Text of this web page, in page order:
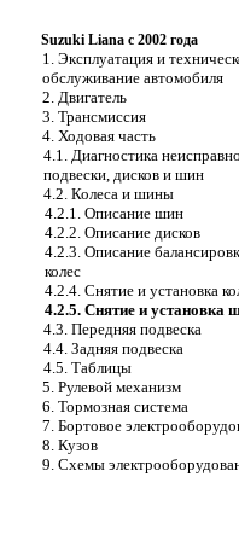
Suzuki Liana с 2002 года
1. Эксплуатация и
обслуживание автомобиля
2. Двигатель
3. Трансмиссия
4. Ходовая часть
4.1. Диагностика
подвески, дисков и шин
4.2. Колеса и шины
4.2.1. Описание шин
4.2.2. Описание дисков
4.2.3. Описание
колес
4.2.4. Снятие и установка
4.2.5. Снятие и установка
4.3. Передняя подвеска
4.4. Задняя подвеска
4.5. Таблицы
5. Рулевой механизм
6. Тормозная система
7. Бортовое
8. Кузов
9. Схемы